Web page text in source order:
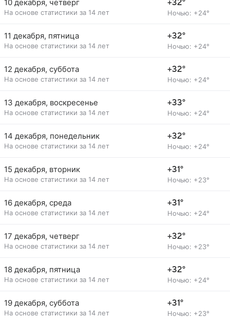
10 декабря, четверг
На основе статистики за 14 лет
+32°
Ночью: +24°
11 декабря, пятница
На основе статистики за 14 лет
+32°
Ночью: +24°
12 декабря, суббота
На основе статистики за 14 лет
+32°
Ночью: +24°
13 декабря, воскресенье
На основе статистики за 14 лет
+33°
Ночью: +24°
14 декабря, понедельник
На основе статистики за 14 лет
+32°
Ночью: +24°
15 декабря, вторник
На основе статистики за 14 лет
+31°
Ночью: +23°
16 декабря, среда
На основе статистики за 14 лет
+31°
Ночью: +24°
17 декабря, четверг
На основе статистики за 14 лет
+32°
Ночью: +23°
18 декабря, пятница
На основе статистики за 14 лет
+32°
Ночью: +24°
19 декабря, суббота
На основе статистики за 14 лет
+31°
Ночью: +23°